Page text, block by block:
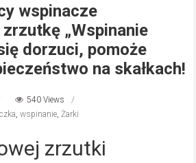
wspinacze
„Wspinanie
dorzuci, pomoże
na skałkach!
540 Views
, wspinanie, Żarki
zrzutki